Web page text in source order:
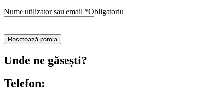
Nume utilizator sau email *Obligatoriu
Resetează parola
Unde ne găsești?
Telefon: